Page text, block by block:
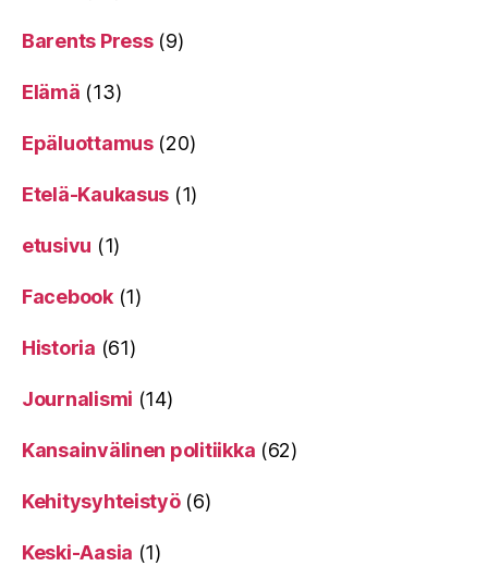
Barents Press(9)
Elämä (13)
Epäluottamus(20)
Etelä-Kaukasus (1)
etusivu (1)
Facebook(1)
Historia (61)
Journalismi (14)
Kansainvälinen politiikka (62)
Kehitysyhteistyö(6)
Keski-Aasia (1)